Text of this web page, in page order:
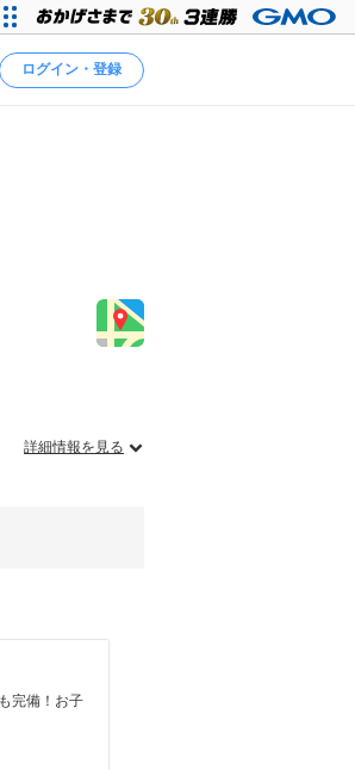
ログイン・登録
詳細情報を見る
完備！お子